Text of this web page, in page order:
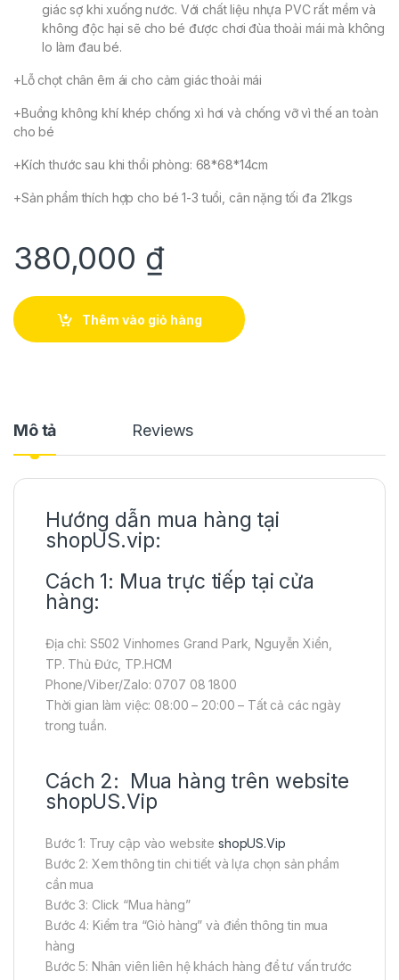
giác sợ khi xuống nước. Với chất liệu nhựa PVC rất mềm và
không độc hại sẽ cho bé được chơi đùa thoải mái mà không
lo làm đau bé.
+Lỗ chọt chân êm ái cho cảm giác thoải mái
+Buồng không khí khép chống xì hơi và chống vỡ vì thế an toàn
cho bé
+Kích thước sau khi thổi phòng: 68*68*14cm
+Sản phẩm thích hợp cho bé 1-3 tuổi, cân nặng tối đa 21kgs
380,000 ₫
Thêm vào giỏ hàng
Mô tả Reviews
Hướng dẫn mua hàng tại
shopUS.vip:
Cách 1: Mua trực tiếp tại cửa
hàng:
Địa chỉ: S502 Vinhomes Grand Park, Nguyễn Xiển,
TP. Thủ Đức, TP.HCM
Phone/Viber/Zalo: 0707 08 1800
Thời gian làm việc: 08:00 – 20:00 – Tất cả các ngày
trong tuần.
Cách 2: Mua hàng trên website
shopUS.Vip
Bước 1: Truy cập vào website shopUS.Vip
Bước 2: Xem thông tin chi tiết và lựa chọn sản phẩm
cần mua
Bước 3: Click “Mua hàng”
Bước 4: Kiểm tra “Giỏ hàng” và điền thông tin mua
hàng
Bước 5: Nhân viên liên hệ khách hàng để tư vấn trước